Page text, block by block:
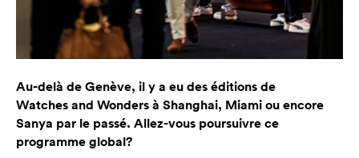
Au-delà de Genève, il y a eu des éditions de
Watches and Wonders à Shanghai, Miami ou encore
Sanya par le passé. Allez-vous poursuivre ce
programme global?